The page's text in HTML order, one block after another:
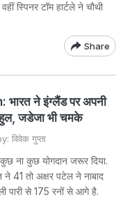
स्पिनर टॉम हार्टले ने चौथी
Share
ने इंग्लैंड पर अपनी
जडेजा भी चमके
विवेक गुप्ता
ना कुछ योगदान जरूर दिया.
41 तो अक्षर पटेल ने नाबाद
पारी से 175 रनों से आगे है.